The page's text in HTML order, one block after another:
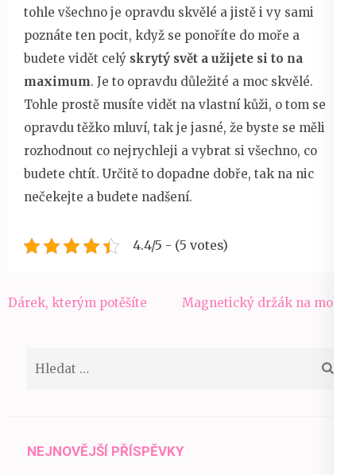
tohle všechno je opravdu skvělé a jistě i vy sami
poznáte ten pocit, když se ponoříte do moře a
budete vidět celý skrytý svět a užijete si to na
maximum. Je to opravdu důležité a moc skvělé.
Tohle prostě musíte vidět na vlastní kůži, o tom se
opravdu těžko mluví, tak je jasné, že byste se měli
rozhodnout co nejrychleji a vybrat si všechno, co
budete chtít. Určitě to dopadne dobře, tak na nic
nečekejte a budete nadšení.
4.4/5 - (5 votes)
Navigace
Dárek, kterým potěšíte Magnetický držák na mobil
NEJNOVĚJŠÍ PŘÍSPĚVKY